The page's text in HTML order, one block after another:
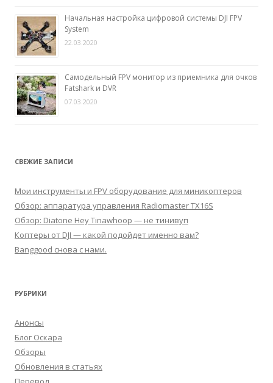
Начальная настройка цифровой системы DJI FPV
System
22.03.2020
Самодельный FPV монитор из приемника для очков
Fatshark и DVR
07.03.2020
СВЕЖИЕ ЗАПИСИ
Мои инструменты и FPV оборудование для миникоптеров
Обзор: аппаратура управления Radiomaster TX16S
Обзор: Diatone Hey Tinawhoop — не тинивуп
Коптеры от DJI — какой подойдет именно вам?
Banggood снова с нами.
РУБРИКИ
Анонсы
Блог Оскара
Обзоры
Обновления в статьях